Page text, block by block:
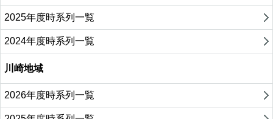
2025年度時系列一覧
2024年度時系列一覧
川崎地域
2026年度時系列一覧